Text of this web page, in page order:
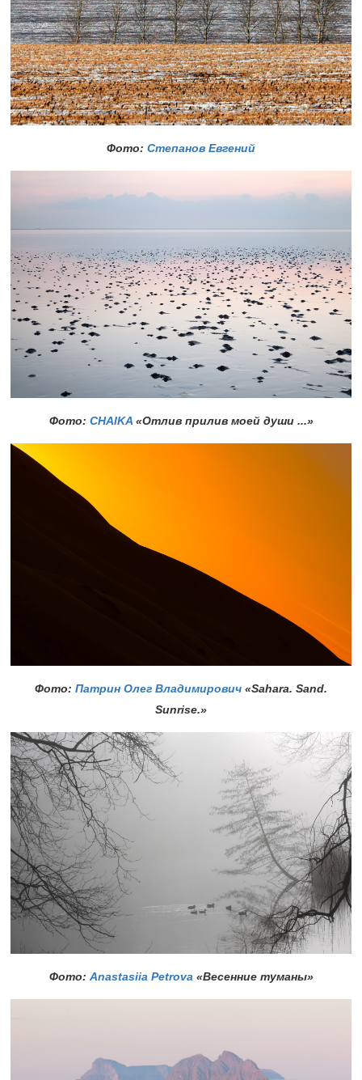
Фото: Степанов Евгений
Фото: CHAIKA«Отлив прилив моей души ...»
Фото: Патрин Олег Владимирович «Sahara. Sand.
Sunrise.»
Фото: Anastasiia Petrova«Весенние туманы»